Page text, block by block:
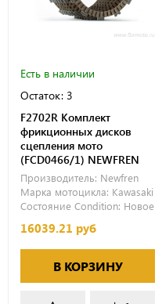
Есть в наличии
Остаток: 3
F2702R Комплект
фрикционных дисков
сцепления мото
(FCD0466/1) NEWFREN
Производитель: Newfren
Марка мотоцикла: Kawasaki
Состояние Condition: Новое
16039.21 руб
В КОРЗИНУ